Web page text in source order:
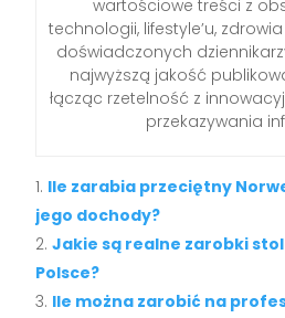
wartościowe treści z
technologii, lifestyle’u,
doświadczonych
najwyższą jakość
łącząc rzetelność z
przekazywania
Ile zarabia przeciętny
jego dochody?
Jakie są realne zarobki
Polsce?
Ile można zarobić na